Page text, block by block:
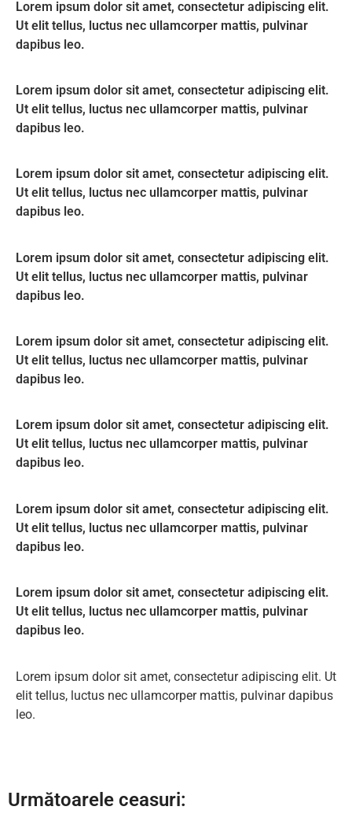
Lorem ipsum dolor sit amet, consectetur adipiscing elit.
Ut elit tellus, luctus nec ullamcorper mattis, pulvinar
dapibus leo.
Lorem ipsum dolor sit amet, consectetur adipiscing elit.
Ut elit tellus, luctus nec ullamcorper mattis, pulvinar
dapibus leo.
Lorem ipsum dolor sit amet, consectetur adipiscing elit.
Ut elit tellus, luctus nec ullamcorper mattis, pulvinar
dapibus leo.
Lorem ipsum dolor sit amet, consectetur adipiscing elit.
Ut elit tellus, luctus nec ullamcorper mattis, pulvinar
dapibus leo.
Lorem ipsum dolor sit amet, consectetur adipiscing elit.
Ut elit tellus, luctus nec ullamcorper mattis, pulvinar
dapibus leo.
Lorem ipsum dolor sit amet, consectetur adipiscing elit.
Ut elit tellus, luctus nec ullamcorper mattis, pulvinar
dapibus leo.
Lorem ipsum dolor sit amet, consectetur adipiscing elit.
Ut elit tellus, luctus nec ullamcorper mattis, pulvinar
dapibus leo.
Lorem ipsum dolor sit amet, consectetur adipiscing elit.
Ut elit tellus, luctus nec ullamcorper mattis, pulvinar
dapibus leo.
Lorem ipsum dolor sit amet, consectetur adipiscing elit. Ut
elit tellus, luctus nec ullamcorper mattis, pulvinar dapibus
leo.
Următoarele ceasuri: